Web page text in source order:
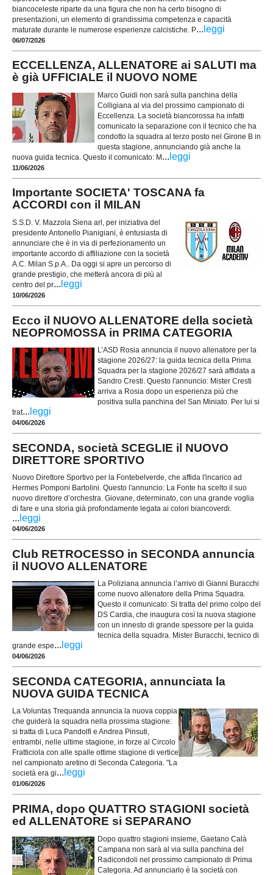
biancoceleste riparte da una figura che non ha certo bisogno di
presentazioni, un elemento di grandissima competenza e capacità
maturate durante le numerose esperienze calcistiche. P... leggi
06/07/2026
ECCELLENZA, ALLENATORE ai SALUTI ma
è già UFFICIALE il NUOVO NOME
Marco Guidi non sarà sulla panchina della
Colligiana al via del prossimo campionato di
Eccellenza. La società biancorossa ha infatti
comunicato la separazione con il tecnico che ha
condotto la squadra al terzo posto nel Girone B in
questa stagione, annunciando già anche la
nuova guida tecnica. Questo il comunicato: M... leggi
11/06/2026
Importante SOCIETA' TOSCANA fa
ACCORDI con il MILAN
S.S.D. V. Mazzola Siena arl, per iniziativa del
presidente Antonello Pianigiani, è entusiasta di
annunciare che è in via di perfezionamento un
importante accordo di affiliazione con la società
A.C. Milan S.p.A.. Da oggi si apre un percorso di
grande prestigio, che metterà ancora di più al
centro del pr... leggi
10/06/2026
Ecco il NUOVO ALLENATORE della società
NEOPROMOSSA in PRIMA CATEGORIA
L’ASD Rosia annuncia il nuovo allenatore per la
stagione 2026/27: la guida tecnica della Prima
Squadra per la stagione 2026/27 sarà affidata a
Sandro Cresti. Questo l'annuncio: Mister Cresti
arriva a Rosia dopo un esperienza più che
positiva sulla panchina del San Miniato. Per lui si
trat... leggi
04/06/2026
SECONDA, società SCEGLIE il NUOVO
DIRETTORE SPORTIVO
Nuovo Direttore Sportivo per la Fontebelverde, che affida l'incarico ad
Hermes Pomponi Bartolini. Questo l'annuncio: La Fonte ha scelto il suo
nuovo direttore d’orchestra. Giovane, determinato, con una grande voglia
di fare e una storia già profondamente legata ai colori biancoverdi.
... leggi
04/06/2026
Club RETROCESSO in SECONDA annuncia
il NUOVO ALLENATORE
La Poliziana annuncia l’arrivo di Gianni Buracchi
come nuovo allenatore della Prima Squadra.
Questo il comunicato: Si tratta del primo colpo del
DS Cardia, che inaugura così la nuova stagione
con un innesto di grande spessore per la guida
tecnica della squadra. Mister Buracchi, tecnico di
grande espe... leggi
04/06/2026
SECONDA CATEGORIA, annunciata la
NUOVA GUIDA TECNICA
La Voluntas Trequanda annuncia la nuova coppia
che guiderà la squadra nella prossima stagione:
si tratta di Luca Pandolfi e Andrea Pinsuti,
entrambi, nelle ultime stagione, in forze al Circolo
Fratticiola con alle spalle ottime stagione di vertice
nel campionato aretino di Seconda Categoria. "La
società era gi... leggi
01/06/2026
PRIMA, dopo QUATTRO STAGIONI società
ed ALLENATORE si SEPARANO
Dopo quattro stagioni insieme, Gaetano Calà
Campana non sarà al via sulla panchina del
Radicondoli nel prossimo campionato di Prima
Categoria. Ad annunciarlo è la società con